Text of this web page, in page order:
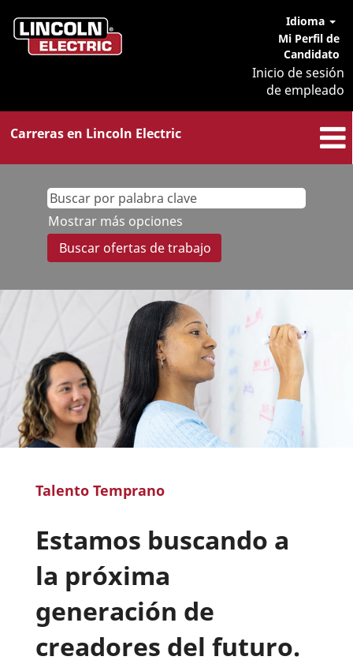
Idioma
Mi Perfil de
Candidato
Inicio de sesión
de empleado
Carreras en Lincoln Electric
Mostrar más opciones
Talento Temprano
Estamos buscando a
la próxima
generación de
creadores del futuro.